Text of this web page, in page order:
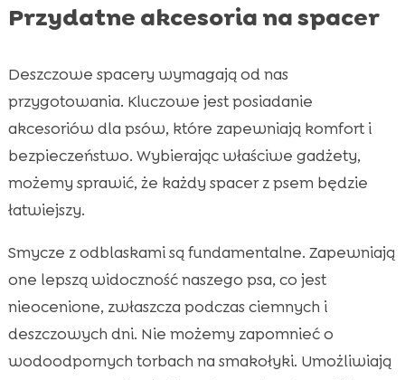
Przydatne akcesoria na spacer
Deszczowe spacery wymagają od nas
przygotowania. Kluczowe jest posiadanie
akcesoriów dla psów, które zapewniają komfort i
bezpieczeństwo. Wybierając właściwe gadżety,
możemy sprawić, że każdy spacer z psem będzie
łatwiejszy.
Smycze z odblaskami są fundamentalne. Zapewniają
one lepszą widoczność naszego psa, co jest
nieocenione, zwłaszcza podczas ciemnych i
deszczowych dni. Nie możemy zapomnieć o
wodoodpornych torbach na smakołyki. Umożliwiają